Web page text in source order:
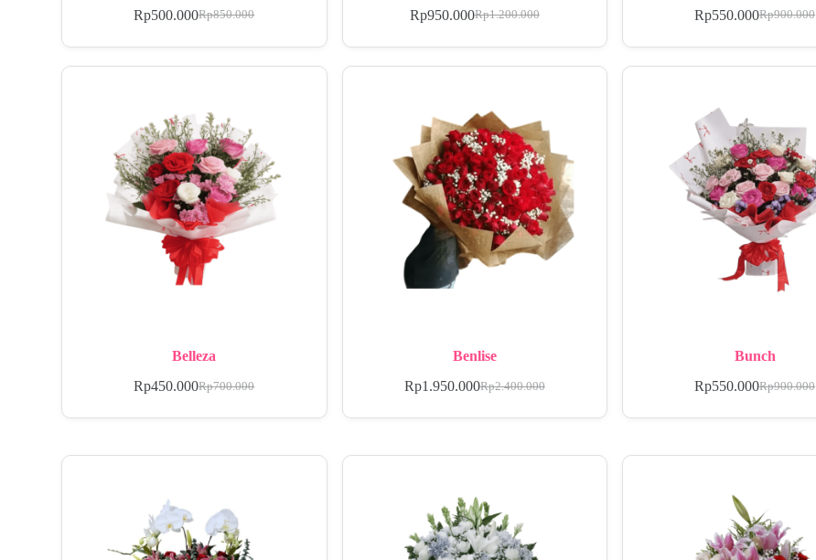
Rp850.000
Rp500.000 Rp1.200.000
Rp950.000 Rp900.000
Rp550.000
Belleza
Rp700.000
Rp450.000
Benlise
Rp2.400.000
Rp1.950.000
Bunch
Rp900.000
Rp550.000